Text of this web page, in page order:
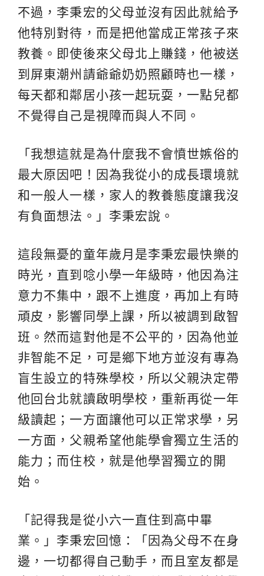
不過，李秉宏的父母並沒有因此就給予
他特別對待，而是把他當成正常孩子來
教養。即使後來父母北上賺錢，他被送
到屏東潮州請爺爺奶奶照顧時也一樣，
每天都和鄰居小孩一起玩耍，一點兒都
不覺得自己是視障而與人不同。
「我想這就是為什麼我不會憤世嫉俗的
最大原因吧！因為我從小的成長環境就
和一般人一樣，家人的教養態度讓我沒
有負面想法。」李秉宏說。
這段無憂的童年歲月是李秉宏最快樂的
時光，直到唸小學一年級時，他因為注
意力不集中，跟不上進度，再加上有時
頑皮，影響同學上課，所以被調到啟智
班。然而這對他是不公平的，因為他並
非智能不足，可是鄉下地方並沒有專為
盲生設立的特殊學校，所以父親決定帶
他回台北就讀啟明學校，重新再從一年
級讀起；一方面讓他可以正常求學，另
一方面，父親希望他能學會獨立生活的
能力；而住校，就是他學習獨立的開
始。
「記得我是從小六一直住到高中畢
業。」李秉宏回憶：「因為父母不在身
邊，一切都得自己動手，而且室友都是